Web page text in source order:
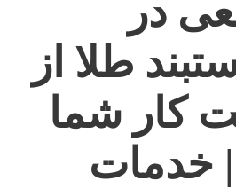
در
طلا از
کار شما
خدمات